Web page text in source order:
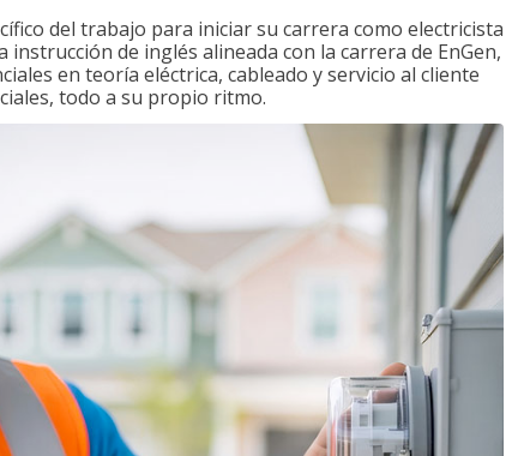
del trabajo para iniciar su carrera como electricista
de inglés alineada con la carrera de EnGen,
en teoría eléctrica, cableado y servicio al cliente
todo a su propio ritmo.